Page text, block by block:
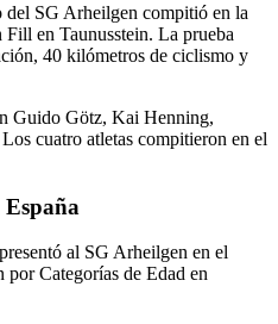
SG Arheilgen compitió en la
en Taunusstein. La prueba
40 kilómetros de ciclismo y
Guido Götz, Kai Henning,
cuatro atletas compitieron en el
al SG Arheilgen en el
Categorías de Edad en